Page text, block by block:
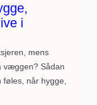
i
mens
væggen? Sådan
når hygge,